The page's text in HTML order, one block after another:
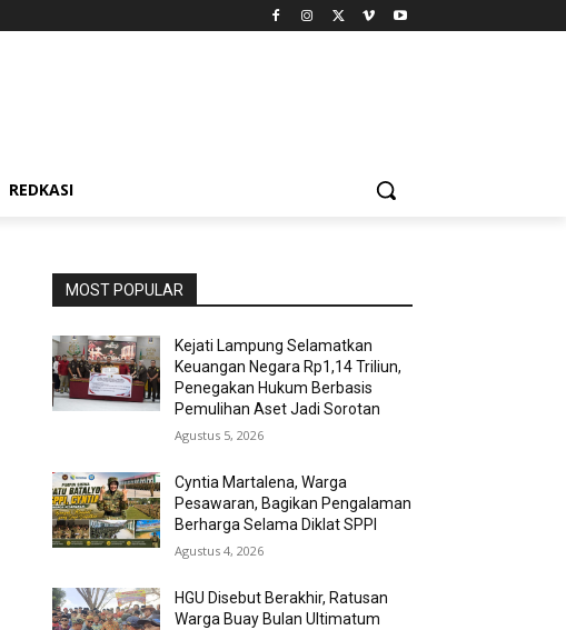
REDKASI
MOST POPULAR
Kejati Lampung Selamatkan
Keuangan Negara Rp1,14 Triliun,
Penegakan Hukum Berbasis
Pemulihan Aset Jadi Sorotan
Agustus 5, 2026
Cyntia Martalena, Warga
Pesawaran, Bagikan Pengalaman
Berharga Selama Diklat SPPI
Agustus 4, 2026
HGU Disebut Berakhir, Ratusan
Warga Buay Bulan Ultimatum